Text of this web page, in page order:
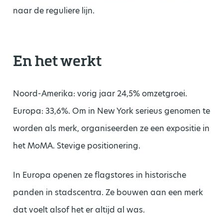
naar de reguliere lijn.
En het werkt
Noord-Amerika: vorig jaar 24,5% omzetgroei.
Europa: 33,6%. Om in New York serieus genomen te
worden als merk, organiseerden ze een expositie in
het MoMA. Stevige positionering.
In Europa openen ze flagstores in historische
panden in stadscentra. Ze bouwen aan een merk
dat voelt alsof het er altijd al was.